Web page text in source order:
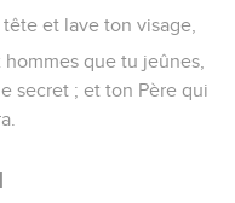
et lave ton visage,
que tu jeûnes,
secret ; et ton Père qui